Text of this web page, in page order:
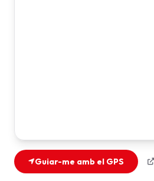
Guiar-me amb el GPS